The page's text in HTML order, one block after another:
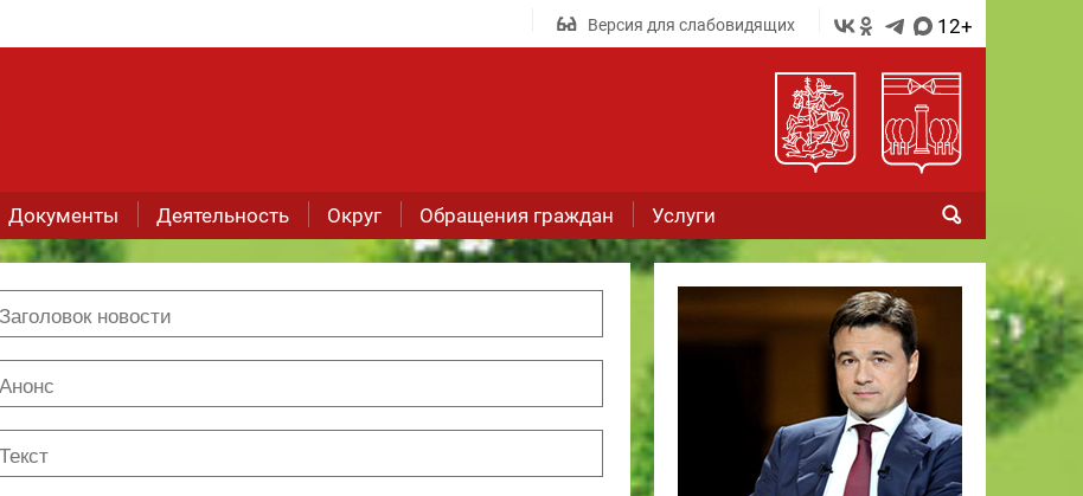
Версия для слабовидящих 12+
Документы Деятельность Округ Обращения граждан Услуги